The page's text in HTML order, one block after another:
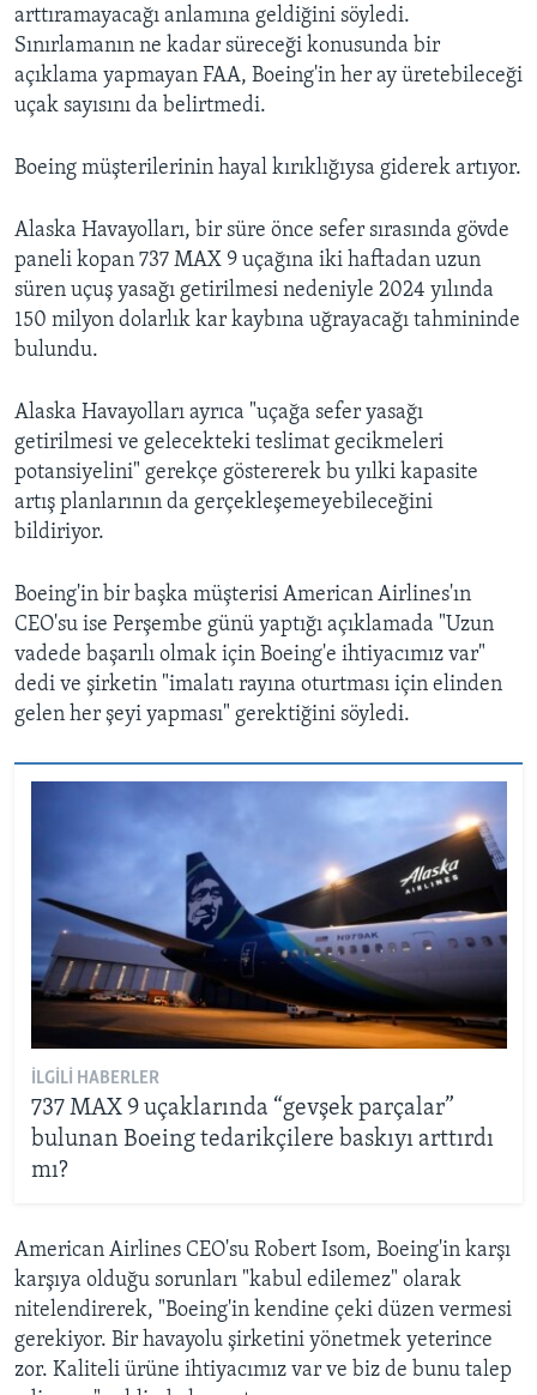
arttıramayacağı anlamına geldiğini söyledi.
Sınırlamanın ne kadar süreceği konusunda bir
açıklama yapmayan FAA, Boeing'in her ay üretebileceği
uçak sayısını da belirtmedi.
Boeing müşterilerinin hayal kırıklığıysa giderek artıyor.
Alaska Havayolları, bir süre önce sefer sırasında gövde
paneli kopan 737 MAX 9 uçağına iki haftadan uzun
süren uçuş yasağı getirilmesi nedeniyle 2024 yılında
150 milyon dolarlık kar kaybına uğrayacağı tahmininde
bulundu.
Alaska Havayolları ayrıca "uçağa sefer yasağı
getirilmesi ve gelecekteki teslimat gecikmeleri
potansiyelini" gerekçe göstererek bu yılki kapasite
artış planlarının da gerçekleşemeyebileceğini
bildiriyor.
Boeing'in bir başka müşterisi American Airlines'ın
CEO'su ise Perşembe günü yaptığı açıklamada "Uzun
vadede başarılı olmak için Boeing'e ihtiyacımız var"
dedi ve şirketin "imalatı rayına oturtması için elinden
gelen her şeyi yapması" gerektiğini söyledi.
İLGILI HABERLER
737 MAX 9 uçaklarında “gevşek parçalar”
bulunan Boeing tedarikçilere baskıyı arttırdı
mı?
American Airlines CEO'su Robert Isom, Boeing'in karşı
karşıya olduğu sorunları "kabul edilemez" olarak
nitelendirerek, "Boeing'in kendine çeki düzen vermesi
gerekiyor. Bir havayolu şirketini yönetmek yeterince
zor. Kaliteli ürüne ihtiyacımız var ve biz de bunu talep